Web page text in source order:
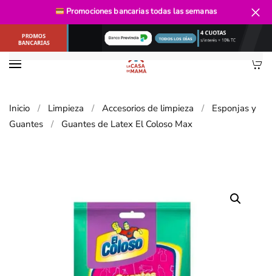
Ir al contenido principal
Inicio Limpieza Accesorios de limpieza
Esponjas y
Guantes
Guantes de Latex El Coloso Max
Promociones bancariastodas las semanas